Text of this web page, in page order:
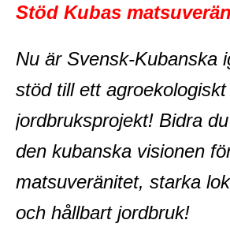
Stöd Kubas
Nu är Svensk-Kubanska
stöd till ett agroekologiskt
jordbruksprojekt! Bidra
den kubanska visionen
matsuveränitet, starka
och hållbart jordbruk!